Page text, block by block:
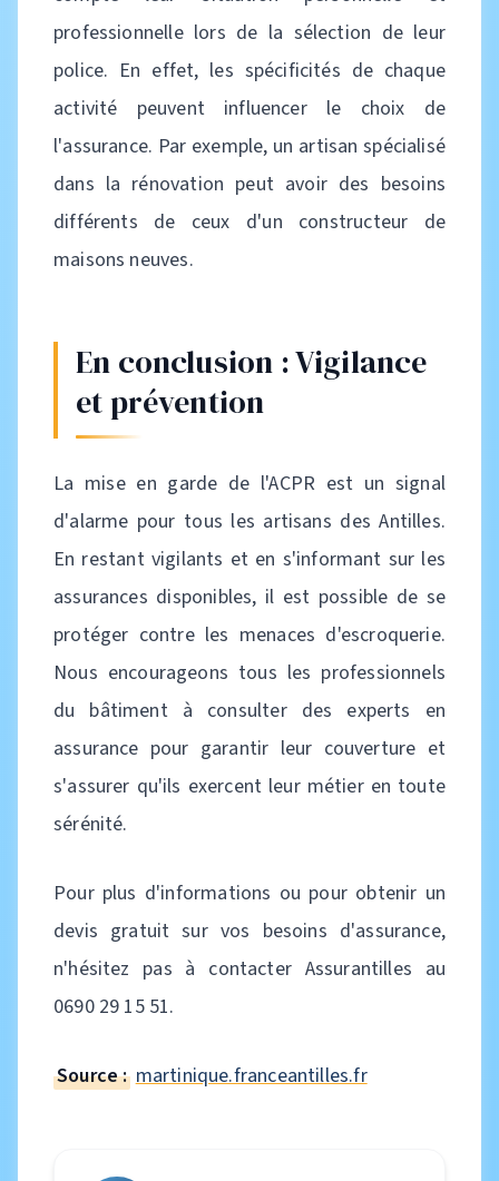
professionnelle lors de la sélection de leur
police. En effet, les spécificités de chaque
activité peuvent influencer le choix de
l'assurance. Par exemple, un artisan spécialisé
dans la rénovation peut avoir des besoins
différents de ceux d'un constructeur de
maisons neuves.
En conclusion : Vigilance
et prévention
La mise en garde de l'ACPR est un signal
d'alarme pour tous les artisans des Antilles.
En restant vigilants et en s'informant sur les
assurances disponibles, il est possible de se
protéger contre les menaces d'escroquerie.
Nous encourageons tous les professionnels
du bâtiment à consulter des experts en
assurance pour garantir leur couverture et
s'assurer qu'ils exercent leur métier en toute
sérénité.
Pour plus d'informations ou pour obtenir un
devis gratuit sur vos besoins d'assurance,
n'hésitez pas à contacter Assurantilles au
0690 29 15 51.
Source : martinique.franceantilles.fr